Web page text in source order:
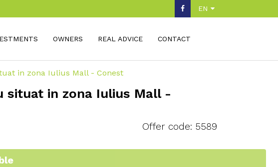
EN
OWNERS REAL ADVICE CONTACT
in zona Iulius Mall - Conest
situat in zona Iulius Mall -
Offer code: 5589